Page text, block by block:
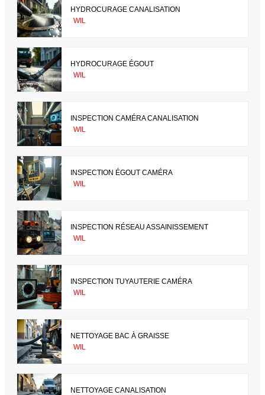
HYDROCURAGE CANALISATION
WIL
HYDROCURAGE ÉGOUT
WIL
INSPECTION CAMÉRA CANALISATION
WIL
INSPECTION ÉGOUT CAMÉRA
WIL
INSPECTION RÉSEAU ASSAINISSEMENT
WIL
INSPECTION TUYAUTERIE CAMÉRA
WIL
NETTOYAGE BAC À GRAISSE
WIL
NETTOYAGE CANALISATION